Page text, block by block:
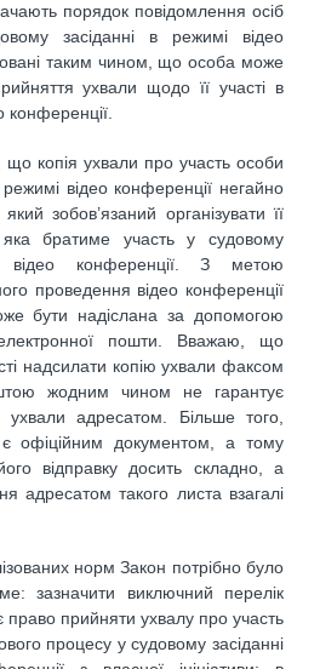
порядок повідомлення осіб
засіданні в режимі відео
таким чином, що особа може
ухвали щодо її участі в
конференції.
копія ухвали про участь особи
відео конференції негайно
зобов’язаний організувати її
братиме участь у судовому
відео конференції. З метою
проведення відео конференції
бути надіслана за допомогою
пошти. Вважаю, що
надсилати копію ухвали факсом
жодним чином не гарантує
ухвали адресатом. Більше того,
офіційним документом, а тому
відправку досить складно, а
адресатом такого листа взагалі
норм Закон потрібно було
зазначити виключний перелік
право прийняти ухвалу про участь
процесу у судовому засіданні